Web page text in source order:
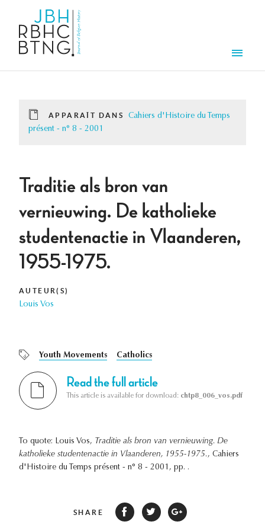
APPARAÎT DANS
Cahiers d'Histoire du Temps
présent - n° 8 - 2001
Traditie als bron van
vernieuwing. De katholieke
studentenactie in Vlaanderen,
1955-1975.
AUTEUR(S)
Louis Vos
Youth Movements Catholics
Read the full article
This article is available for download: chtp8_006_vos.pdf
To quote: Louis Vos, Traditie als bron van vernieuwing. De
katholieke studentenactie in Vlaanderen, 1955-1975., Cahiers
d'Histoire du Temps présent - n° 8 - 2001, pp. .
SHARE